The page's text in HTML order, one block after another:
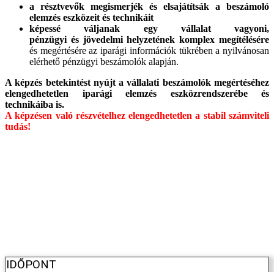
a
résztvevők megismerjék és elsajátítsák a beszámoló
elemzés eszközeit és technikáit
képessé váljanak egy vállalat vagyoni,
pénzügyi és jövedelmi helyzetének komplex megítélésére
és megértésére az iparági információk tükrében a nyilvánosan
elérhető pénzügyi beszámolók alapján.
A képzés betekintést nyújt a vállalati beszámolók megértéséhez
elengedhetetlen iparági elemzés eszközrendszerébe és
technikáiba is.
A képzésen való részvételhez elengedhetetlen a stabil számviteli
tudás!
IDŐPONT